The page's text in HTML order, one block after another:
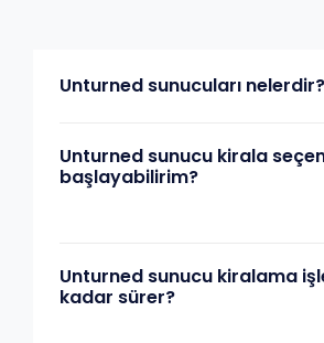
Unturned sunucuları nelerdir?
Unturned sunucu kirala
başlayabilirim?
Unturned sunucu kiralama
kadar sürer?